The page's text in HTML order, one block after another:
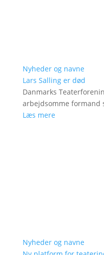
Nyheder og navne
Lars Salling er død
Danmarks
arbejdsomme formand
Læs mere
Nyheder og navne